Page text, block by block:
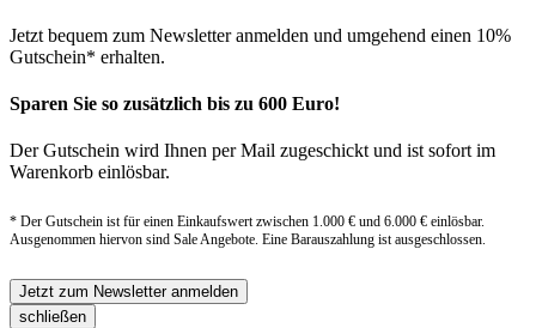
Jetzt bequem zum Newsletter anmelden und umgehend einen 10%
Gutschein* erhalten.
Sparen Sie so zusätzlich bis zu 600 Euro!
Der Gutschein wird Ihnen per Mail zugeschickt und ist sofort im
Warenkorb einlösbar.
* Der Gutschein ist für einen Einkaufswert zwischen 1.000 € und 6.000 € einlösbar.
Ausgenommen hiervon sind Sale Angebote. Eine Barauszahlung ist ausgeschlossen.
Jetzt zum Newsletter anmelden
schließen